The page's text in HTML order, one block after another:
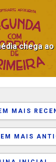
chega
MAIS
MAIS